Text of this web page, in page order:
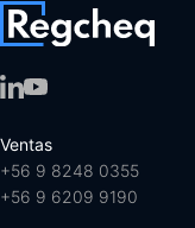
Ventas
+56 9 8248 0355
+56 9 6209 9190